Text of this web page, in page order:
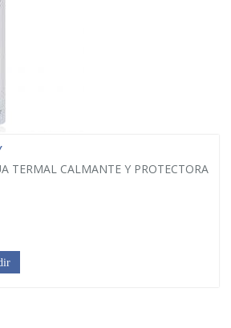
TERMAL CALMANTE Y PROTECTORA